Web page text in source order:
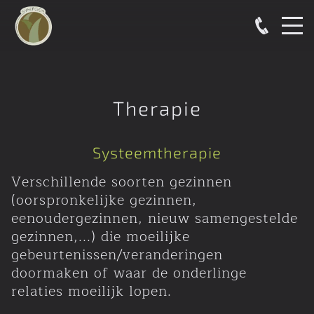
Therapie
Systeemtherapie
Verschillende soorten gezinnen
(oorspronkelijke gezinnen,
eenoudergezinnen, nieuw samengestelde
gezinnen,...) die moeilijke
gebeurtenissen/veranderingen
doormaken of waar de onderlinge
relaties moeilijk lopen.